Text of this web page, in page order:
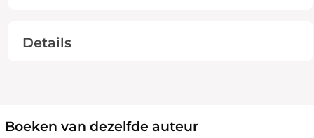
Details
Boeken van dezelfde auteur